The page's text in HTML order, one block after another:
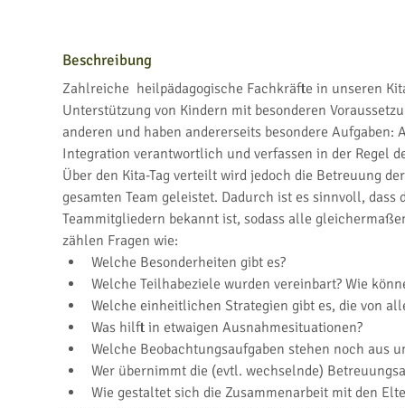
Beschreibung
Zahlreiche  heilpädagogische Fachkräfte in unseren
Unterstützung von Kindern mit besonderen
anderen und haben andererseits besondere
Integration verantwortlich und verfassen in der Regel
Über den Kita-Tag verteilt wird jedoch die Betreuung
gesamten Team geleistet. Dadurch ist es sinnvoll,
Teammitgliedern bekannt ist, sodass alle
zählen Fragen wie:
Welche Besonderheiten gibt es?
Welche Teilhabeziele wurden vereinbart? Wie
Welche einheitlichen Strategien gibt es, die von
Was hilft in etwaigen Ausnahmesituationen?
Welche Beobachtungsaufgaben stehen noch aus
Wer übernimmt die (evtl. wechselnde)
Wie gestaltet sich die Zusammenarbeit mit den